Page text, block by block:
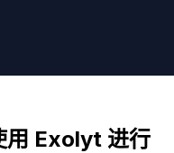
用 Exolyt 进行